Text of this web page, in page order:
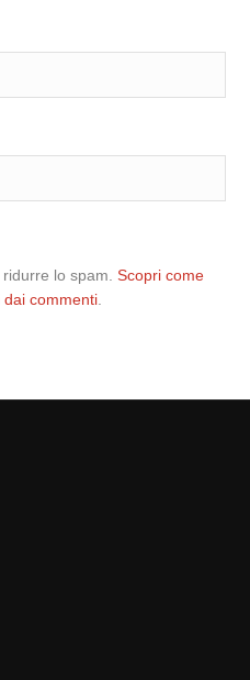
ridurre lo spam.Scopri come
commenti